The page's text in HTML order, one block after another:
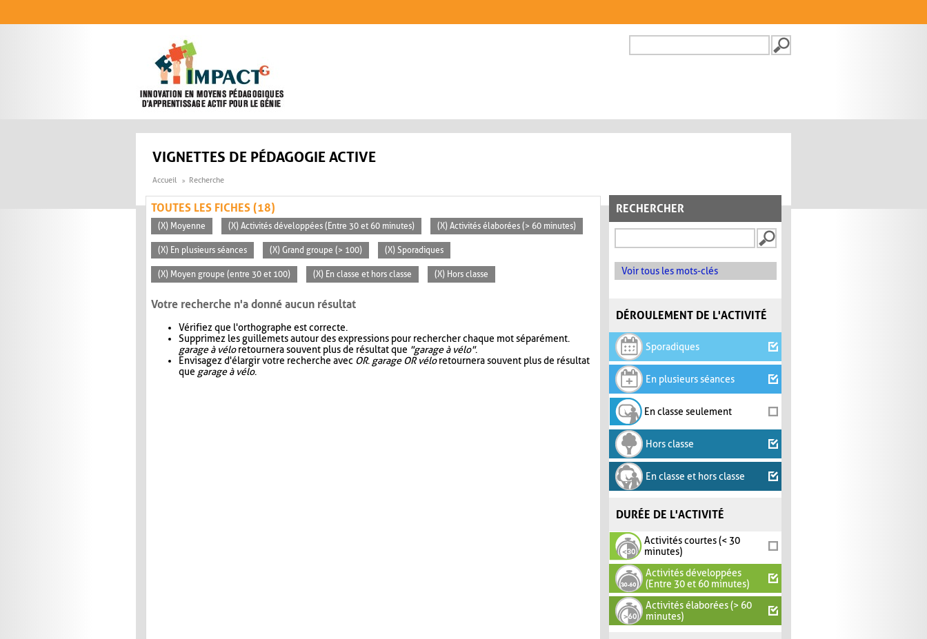
FORMULAIRE DE
VIGNETTES DE PÉDAGOGIE ACTIVE
Accueil Recherche
RECHERCHER
Voir tous les mots-clés
DÉROULEMENT DE L'ACTIVITÉ
Sporadiques
En plusieurs séances
En classe seulement
Hors classe
En classe et hors classe
DURÉE DE L'ACTIVITÉ
Activités courtes (< 30
minutes)
Activités développées
(Entre 30 et 60 minutes)
Activités élaborées (> 60
minutes)
TOUTES LES FICHES (18)
(X) Moyenne (X) Activités développées (Entre 30 et 60 minutes) (X) Activités élaborées (> 60 minutes)
(X) En plusieurs séances (X) Grand groupe (> 100) (X) Sporadiques
(X) Moyen groupe (entre 30 et 100) (X) En classe et hors classe (X) Hors classe
Votre recherche n'a donné aucun résultat
Vérifiez que l'orthographe est correcte.
Supprimez les guillemets autour des expressions pour rechercher chaque mot séparément.
garage à véloretournera souvent plus de résultat que "garage à vélo".
Envisagez d'élargir votre recherche avec OR. garage OR véloretournera souvent plus de résultat
que garage à vélo.